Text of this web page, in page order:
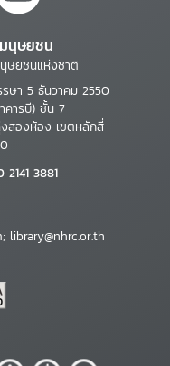
นุษยชน
ษยชนแห่งชาติ
ษา 5 ธันวาคม 2550
คารบี) ชั้น 7
สองห้อง เขตหลักสี่
2141 3881
library@nhrc.or.th